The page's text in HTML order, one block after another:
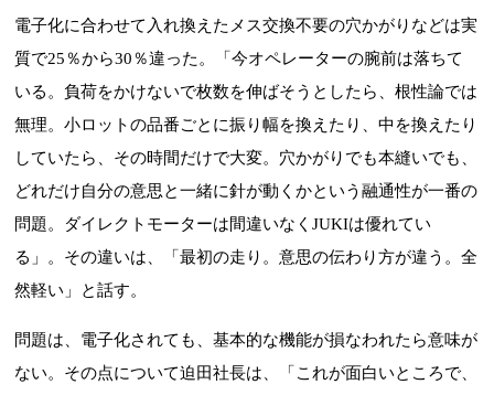
電子化に合わせて入れ換えたメス交換不要の穴かがりなどは実
質で25％から30％違った。「今オペレーターの腕前は落ちて
いる。負荷をかけないで枚数を伸ばそうとしたら、根性論では
無理。小ロットの品番ごとに振り幅を換えたり、中を換えたり
していたら、その時間だけで大変。穴かがりでも本縫いでも、
どれだけ自分の意思と一緒に針が動くかという融通性が一番の
問題。ダイレクトモーターは間違いなくJUKIは優れてい
る」。その違いは、「最初の走り。意思の伝わり方が違う。全
然軽い」と話す。
問題は、電子化されても、基本的な機能が損なわれたら意味が
ない。その点について迫田社長は、「これが面白いところで、